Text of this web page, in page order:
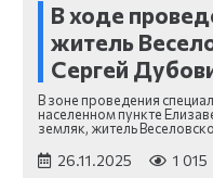
В ходе
житель
Сергей
В зоне проведения
населенном пункте
земляк, житель
26.11.2025 1 015